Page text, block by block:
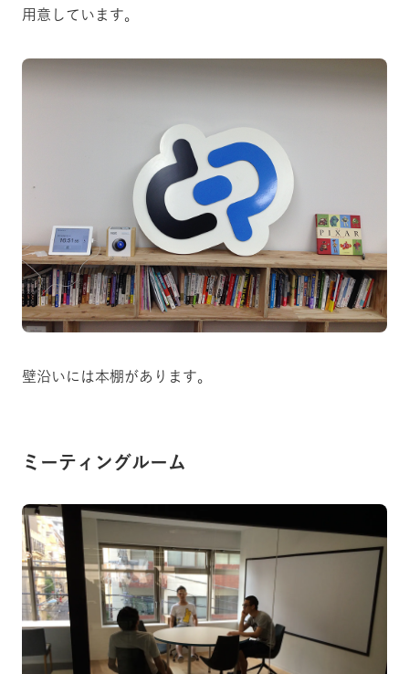
用意しています。
壁沿いには本棚があります。
ミーティングルーム